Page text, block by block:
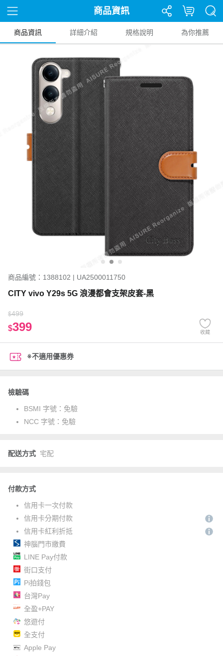
商品資訊
商品資訊 詳細介紹 規格說明 為你推薦
商品編號：1388102 | UA2500011750
CITY vivo Y29s 5G 浪漫都會支架皮套-黑
$499
$399 收藏
※不適用優惠券
檢驗碼
BSMI 字號： 免驗
NCC 字號： 免驗
配送方式 宅配
付款方式
信用卡一次付款
信用卡分期付款
信用卡紅利折抵
神腦門市繳費
LINE Pay付款
街口支付
Pi拍錢包
台灣Pay
全盈+PAY
悠遊付
全支付
Apple Pay